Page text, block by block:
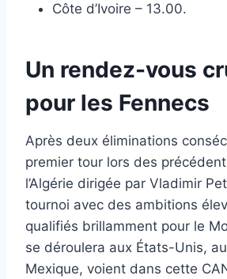
Côte d’Ivoire – 13.00.
Un rendez-vous
pour les Fennecs
Après deux éliminations
premier tour lors des
l’Algérie dirigée par Vladimir
tournoi avec des ambitions
qualifiés brillamment pour le
se déroulera aux États-Unis,
Mexique, voient dans cette